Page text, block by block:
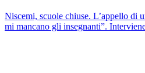
Niscemi, scuole chiuse. L’appello di
mi mancano gli insegnanti”.